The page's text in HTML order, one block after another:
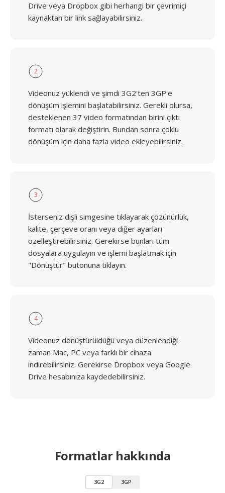
Drive veya Dropbox gibi herhangi bir çevrimiçi
kaynaktan bir link sağlayabilirsiniz.
2
Videonuz yüklendi ve şimdi 3G2'ten 3GP'e
dönüşüm işlemini başlatabilirsiniz. Gerekli olursa,
desteklenen 37 video formatından birini çıktı
formatı olarak değiştirin. Bundan sonra çoklu
dönüşüm için daha fazla video ekleyebilirsiniz.
3
İsterseniz dişli simgesine tıklayarak çözünürlük,
kalite, çerçeve oranı veya diğer ayarları
özelleştirebilirsiniz. Gerekirse bunları tüm
dosyalara uygulayın ve işlemi başlatmak için
"Dönüştür" butonuna tıklayın.
4
Videonuz dönüştürüldüğü veya düzenlendiği
zaman Mac, PC veya farklı bir cihaza
indirebilirsiniz. Gerekirse Dropbox veya Google
Drive hesabınıza kaydedebilirsiniz.
Formatlar hakkında
3G2 3GP